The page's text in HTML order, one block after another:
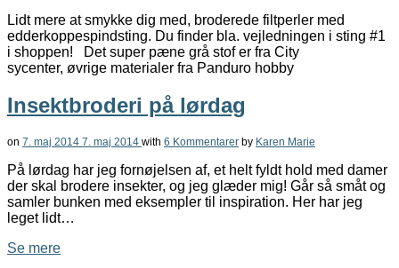
Lidt mere at smykke dig med, broderede filtperler med
edderkoppespindsting. Du finder bla. vejledningen i sting #1
i shoppen! Det super pæne grå stof er fra City
sycenter, øvrige materialer fra Panduro hobby
Insektbroderi på lørdag
on 7. maj 2014 7. maj 2014 with 6 Kommentarer by Karen Marie
På lørdag har jeg fornøjelsen af, et helt fyldt hold med damer
der skal brodere insekter, og jeg glæder mig! Går så småt og
samler bunken med eksempler til inspiration. Her har jeg
leget lidt…
Se mere